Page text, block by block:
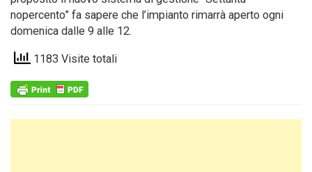
nopercento” fa sapere che l’impianto rimarrà aperto ogni
domenica dalle 9 alle 12.
1183 Visite totali